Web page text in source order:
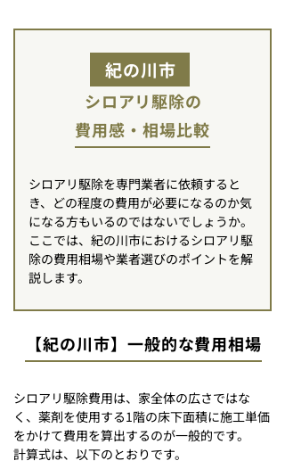
紀の川市
シロアリ駆除の
費用感・相場比較
シロアリ駆除を専門業者に依頼すると
き、どの程度の費用が必要になるのか気
になる方もいるのではないでしょうか。
ここでは、紀の川市におけるシロアリ駆
除の費用相場や業者選びのポイントを解
説します。
【紀の川市】一般的な費用相場
シロアリ駆除費用は、家全体の広さではな
く、薬剤を使用する1階の床下面積に施工単価
をかけて費用を算出するのが一般的です。
計算式は、以下のとおりです。